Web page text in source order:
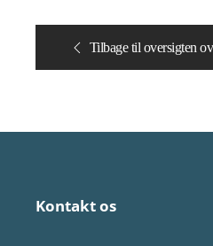
Tilbage til oversigten
Kontakt os